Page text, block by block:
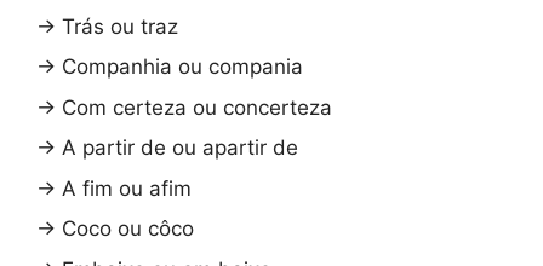
→ Trás ou traz
→ Companhia ou compania
→ Com certeza ou concerteza
→ A partir de ou apartir de
→ A fim ou afim
→ Coco ou côco